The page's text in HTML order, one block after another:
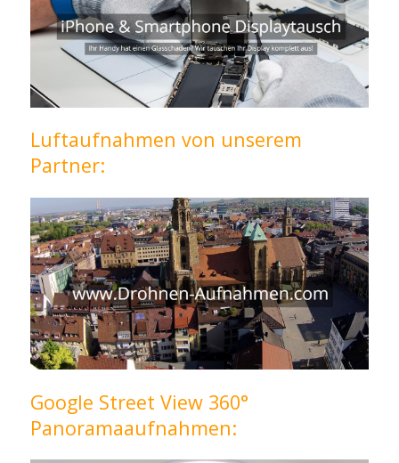
Luftaufnahmen von unserem
Partner:
Google Street View 360°
Panoramaaufnahmen: